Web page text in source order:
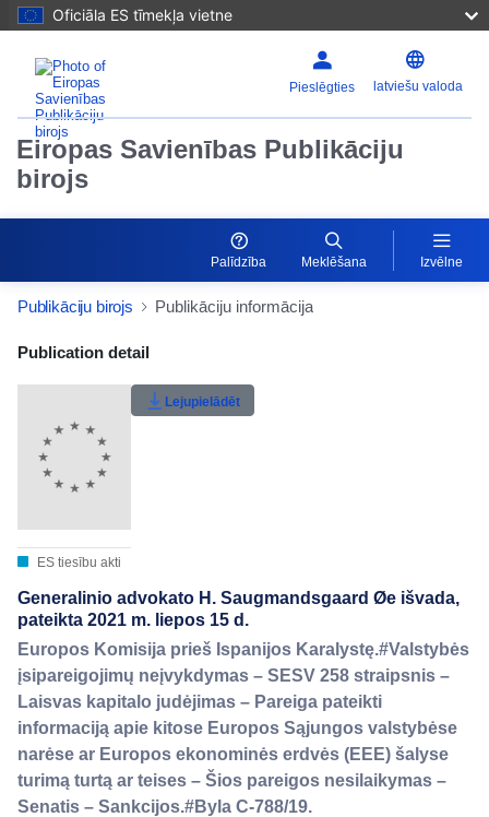
Oficiāla ES tīmekļa vietne
Pieslēgties latviešu valoda
Eiropas Savienības Publikāciju
birojs
Palīdzība Meklēšana Izvēlne
Publikāciju birojs Publikāciju informācija
Publication Detail Actions Portlet
Lietotāju vērtējums
Publication detail
ES tiesību akti
Lejupielādēt
Generalinio advokato H. Saugmandsgaard Øe išvada,
pateikta 2021 m. liepos 15 d.
Europos Komisija prieš Ispanijos Karalystę.#Valstybės
įsipareigojimų neįvykdymas – SESV 258 straipsnis –
Laisvas kapitalo judėjimas – Pareiga pateikti
informaciją apie kitose Europos Sąjungos valstybėse
narėse ar Europos ekonominės erdvės (EEE) šalyse
turimą turtą ar teises – Šios pareigos nesilaikymas –
Senatis – Sankcijos.#Byla C-788/19.